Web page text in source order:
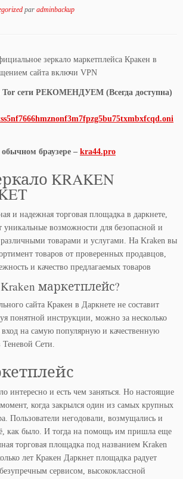
par adminbackup
зеркало маркетплейса Кракен в
сайта включи VPN
сети РЕКОМЕНДУЕМ (Всегда доступна)
браузере – kra44.pro
KRAKEN
и надежная торговая площадка в даркнете,
уникальные возможности для безопасной и
товарами и услугами. На Kraken вы
товаров от проверенных продавцов,
и качество предлагаемых товаров
маркетплейс?
сайта Кракен в Даркнете не составит
понятной инструкции, можно за несколько
на самую популярную и качественную
Сети.
интересно и есть чем заняться. Но настоящие
когда закрылся один из самых крупных
Пользователи негодовали, возмущались и
как было. И тогда на помощь им пришла еще
торговая площадка под названием Kraken
лет Кракен Даркнет площадка радует
сервисом, высококлассной